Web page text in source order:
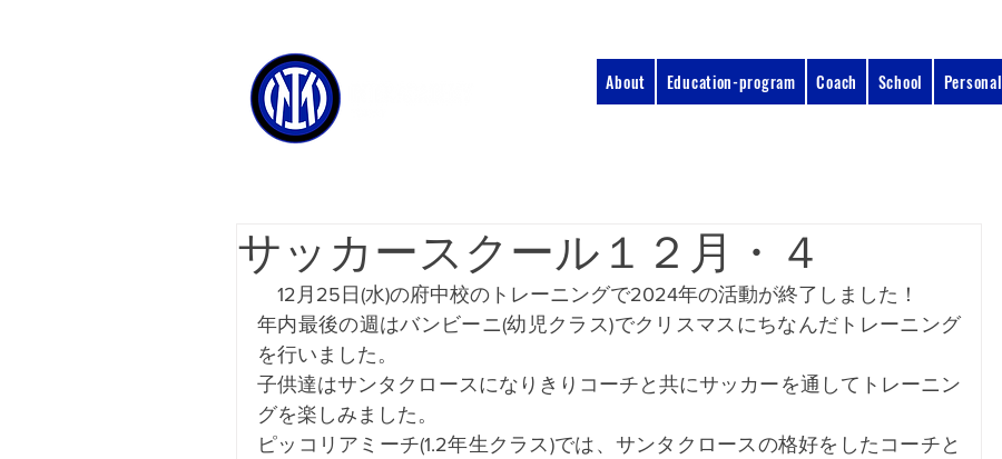
About Education-program Coach School Personal
サッカースクール１２月・４
12月25日(水)の府中校のトレーニングで2024年の活動が終了しました！
年内最後の週はバンビーニ(幼児クラス)でクリスマスにちなんだトレーニング
を行いました。
子供達はサンタクロースになりきりコーチと共にサッカーを通してトレーニン
グを楽しみました。
ピッコリアミーチ(1.2年生クラス)では、サンタクロースの格好をしたコーチと